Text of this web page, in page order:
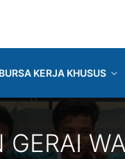
BURSA KERJA KHUSUS